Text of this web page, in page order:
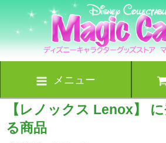
メニュー
【レノックス Lenox】
る商品